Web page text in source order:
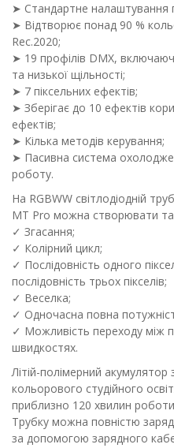
➤ Стандартне налаштування
➤ Відтворює понад 90 %
Rec.2020;
➤ 19 профілів DMX,
та низької щільності;
➤ 7 піксельних ефектів;
➤ Зберігає до 10 ефектів
ефектів;
➤ Кілька методів керування;
➤ Пасивна система
роботу.
На RGBWW світлодіодній
MT Pro можна створювати
✓ Згасання;
✓ Колірний цикл;
✓ Послідовність одного
послідовність трьох пікселів;
✓ Веселка;
✓ Одночасна повна
✓ Можливість переходу між
швидкостях.
Літій-полімерний акумулятор
кольорового студійного
приблизно 120 хвилин
Трубку можна повністю
за допомогою зарядного